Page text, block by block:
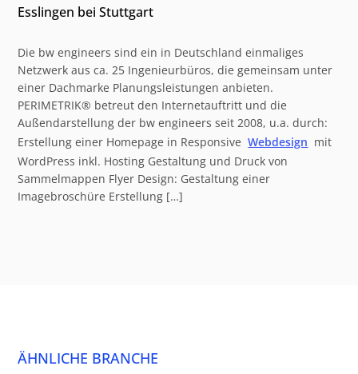
Esslingen bei Stuttgart
Die bw engineers sind ein in Deutschland einmaliges
Netzwerk aus ca. 25 Ingenieurbüros, die gemeinsam unter
einer Dachmarke Planungsleistungen anbieten.
PERIMETRIK® betreut den Internetauftritt und die
Außendarstellung der bw engineers seit 2008, u.a. durch:
Erstellung einer Homepage in Responsive Webdesign mit
WordPress inkl. Hosting Gestaltung und Druck von
Sammelmappen Flyer Design: Gestaltung einer
Imagebroschüre Erstellung […]
ÄHNLICHE BRANCHE